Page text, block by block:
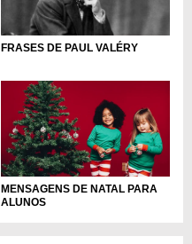
FRASES DE PAUL VALÉRY
MENSAGENS DE NATAL PARA
ALUNOS